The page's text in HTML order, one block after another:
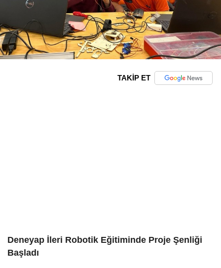
TAKİP ET
Deneyap İleri Robotik Eğitiminde Proje Şenliği
Başladı